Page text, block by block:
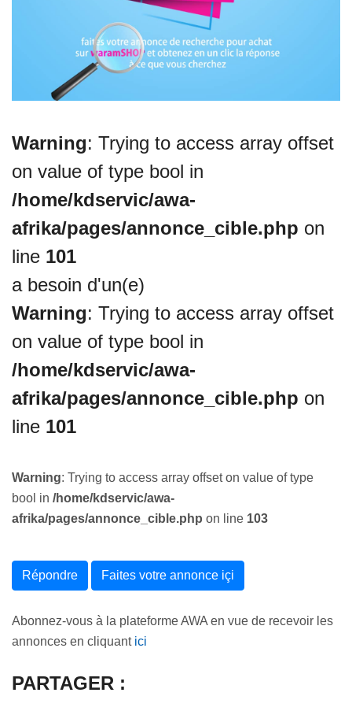
Warning: Trying to access array offset
on value of type bool in
/home/kdservic/awa-
afrika/pages/annonce_cible.php on
line 101
a besoin d'un(e)
Warning: Trying to access array offset
on value of type bool in
/home/kdservic/awa-
afrika/pages/annonce_cible.php on
line 101
Warning: Trying to access array offset on value of type
bool in /home/kdservic/awa-
afrika/pages/annonce_cible.php on line 103
Répondre Faites votre annonce içi
Abonnez-vous à la plateforme AWA en vue de recevoir les
annonces en cliquant ici
PARTAGER :